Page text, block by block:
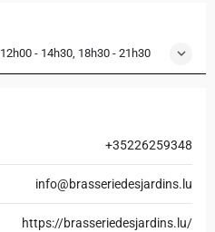
12h00 - 14h30, 18h30 - 21h30
+35226259348
info@brasseriedesjardins.lu
https://brasseriedesjardins.lu/